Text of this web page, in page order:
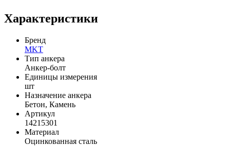
Характеристики
Бренд
MKT
Тип анкера
Анкер-болт
Единицы измерения
шт
Назначение анкера
Бетон, Камень
Артикул
14215301
Материал
Оцинкованная сталь